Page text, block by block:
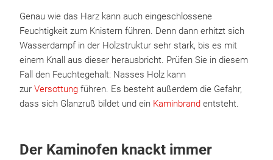
Genau wie das Harz kann auch eingeschlossene
Feuchtigkeit zum Knistern führen. Denn dann erhitzt sich
Wasserdampf in der Holzstruktur sehr stark, bis es mit
einem Knall aus dieser herausbricht. Prüfen Sie in diesem
Fall den Feuchtegehalt: Nasses Holz kann
zur Versottung führen. Es besteht außerdem die Gefahr,
dass sich Glanzruß bildet und ein Kaminbrand entsteht.
Der Kaminofen knackt immer